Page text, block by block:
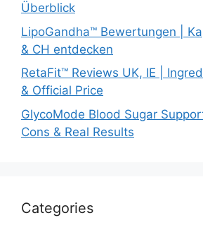
Überblick
LipoGandha™ Bewertungen |
& CH entdecken
RetaFit™ Reviews UK, IE |
& Official Price
GlycoMode Blood Sugar
Cons & Real Results
Categories